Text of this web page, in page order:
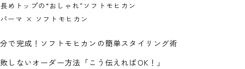
長めトップの“おしゃれ”ソフトモヒカン
パーマ × ソフトモヒカン
分で完成！ソフトモヒカンの簡単スタイリング術
しないオーダー方法「こう伝えればOK！」